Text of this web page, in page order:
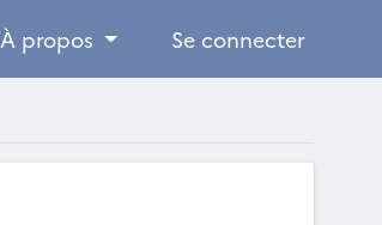
À propos Se connecter